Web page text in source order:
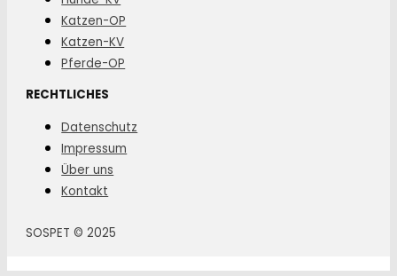
Katzen-OP
Katzen-KV
Pferde-OP
RECHTLICHES
Datenschutz
Impressum
Über uns
Kontakt
SOSPET © 2025